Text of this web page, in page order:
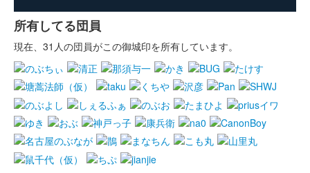
所有してる団員
現在、31人の団員がこの御城印を所有しています。